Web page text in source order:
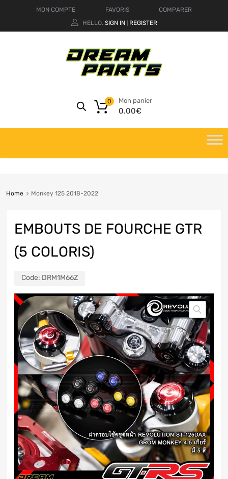
MON COMPTE FAVORIS
COMPARER
HELLO. SIGN IN REGISTER
Mon panier
0.00€
0
Home Monkey 125 2018-2022
EMBOUTS DE FOURCHE GTR
(5 COLORIS)
Code: DRM1M66Z